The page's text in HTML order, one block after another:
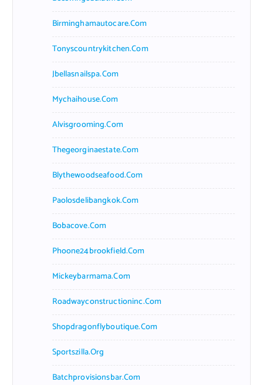
Birminghamautocare.com
Tonyscountrykitchen.com
Jbellasnailspa.com
Mychaihouse.com
Alvisgrooming.com
Thegeorginaestate.com
Blythewoodseafood.com
Paolosdelibangkok.com
Bobacove.com
Phoone24brookfield.com
Mickeybarmama.com
Roadwayconstructioninc.com
Shopdragonflyboutique.com
Sportszilla.org
Batchprovisionsbar.com